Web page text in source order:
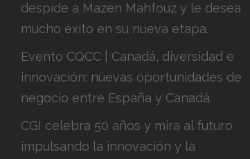
despide a Mazen Mahfouz y le desea
mucho éxito en su nueva etapa.
Evento CQCC | Canadá, diversidad e
innovación: nuevas oportunidades de
negocio entre España y Canadá.
CGI celebra 50 años y mira al futuro
impulsando la innovación y la